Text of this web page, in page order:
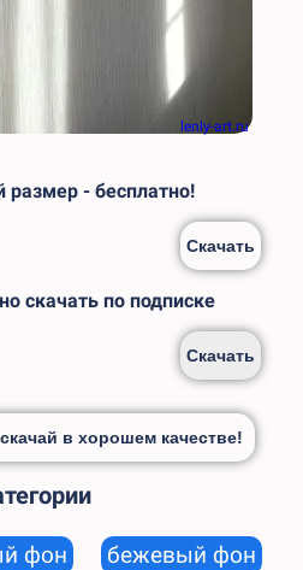
lenly-art.ru
- бесплатно!
Скачать
скачать по подписке
Скачать
в хорошем качестве!
фон бежевый фон